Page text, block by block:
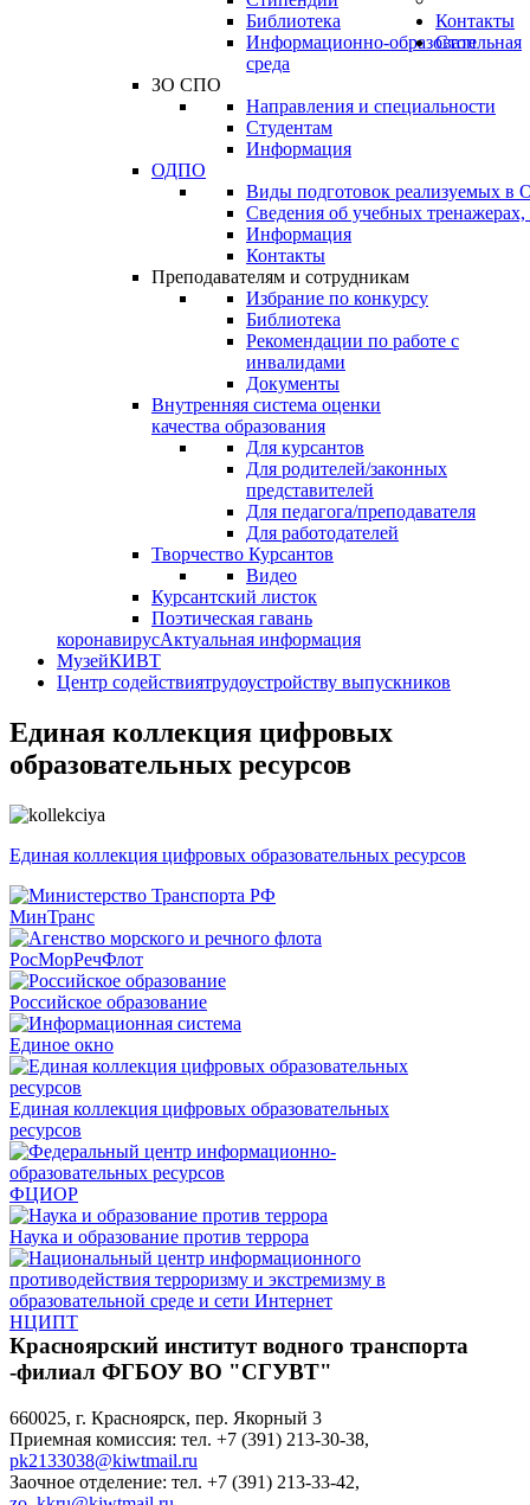
Библиотека
Информационно-образовательная
среда
ЗО СПО
Направления и специальности
Студентам
Информация
ОДПО
Виды подготовок реализуемых
Сведения об учебных тренажерах,
Информация
Контакты
Преподавателям и сотрудникам
Избрание по конкурсу
Библиотека
Рекомендации по работе с
инвалидами
Документы
Внутренняя система оценки
качества образования
Для курсантов
Для родителей/законных
представителей
Для педагога/преподавателя
Для работодателей
Творчество Курсантов
Видео
Курсантский листок
Поэтическая гавань
Контакты
Стоп
коронавирусАктуальная информация
МузейКИВТ
Центр содействиятрудоустройству выпускников
Единая коллекция цифровых
образовательных ресурсов
Единая коллекция цифровых образовательных ресурсов
МинТранс
РосМорРечФлот
Российское образование
Единое окно
Единая коллекция цифровых образовательных
ресурсов
ФЦИОР
Наука и образование против террора
НЦИПТ
Красноярский институт водного транспорта
-филиал ФГБОУ ВО "СГУВТ"
660025, г. Красноярск, пер. Якорный 3
Приемная комиссия: тел. +7 (391) 213-30-38,
pk2133038@kiwtmail.ru
Заочное отделение: тел. +7 (391) 213-33-42,